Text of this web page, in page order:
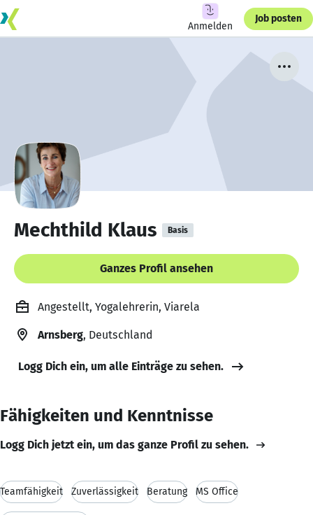
Anmelden
Job posten
Mechthild Klaus Basis
Ganzes Profil ansehen
Angestellt, Yogalehrerin, Viarela
Arnsberg, Deutschland
Logg Dich ein, um alle Einträge zu sehen.
Fähigkeiten und Kenntnisse
Logg Dich jetzt ein, um das ganze Profil zu sehen.
Teamfähigkeit Zuverlässigkeit Beratung MS Office